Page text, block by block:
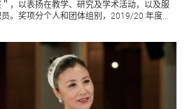
，以表扬在教学、研究及学术活动，以及服
。奖项分个人和团体组别，2019/20 年度...